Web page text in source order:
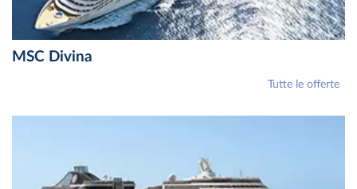
MSC Divina
Tutte le offerte